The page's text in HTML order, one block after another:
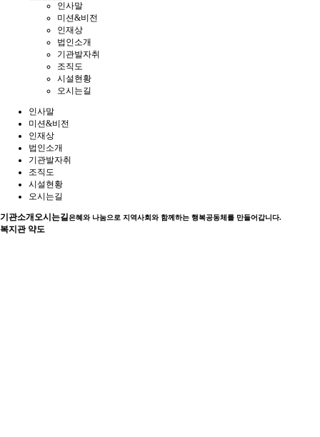
인사말
미션&비전
인재상
법인소개
기관발자취
조직도
시설현황
오시는길
인사말
미션&비전
인재상
법인소개
기관발자취
조직도
시설현황
오시는길
기관소개오시는길은혜와 나눔으로 지역사회와 함께하는 행복공동체를 만들어갑니다.
복지관 약도